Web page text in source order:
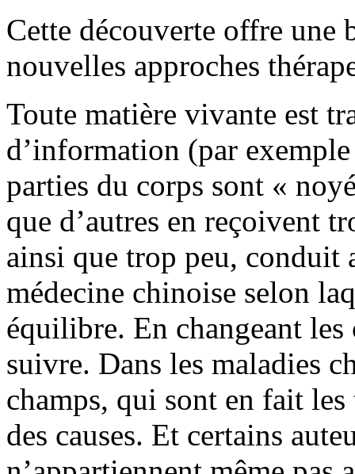
Cette découverte offre une
nouvelles approches
Toute matière vivante est
d’information (par
parties du corps sont «
que d’autres en reçoivent
ainsi que trop peu, conduit
médecine chinoise selon
équilibre. En changeant
suivre. Dans les maladies
champs, qui sont en fait
des causes. Et certains